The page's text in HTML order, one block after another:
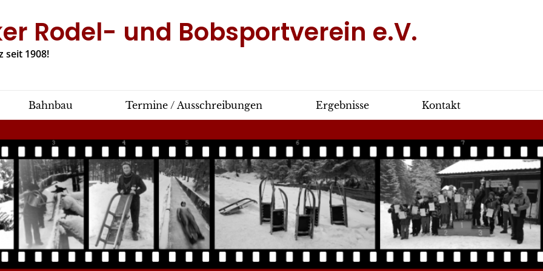
Rodel- und Bobsportverein e.V.
seit 1908!
Bahnbau Termine / Ausschreibungen Ergebnisse Kontakt